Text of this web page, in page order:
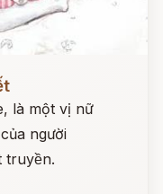
là một vị nữ
người
truyền.